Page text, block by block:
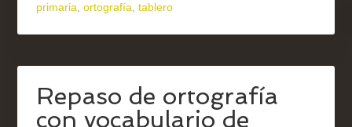
primaria,ortografía,tablero
Repaso de ortografía
con vocabulario de